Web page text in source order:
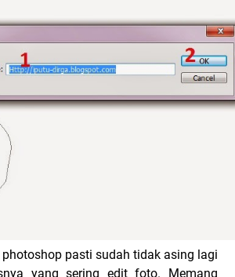
photoshop pasti sudah tidak asing lagi
yang sering edit foto. Memang